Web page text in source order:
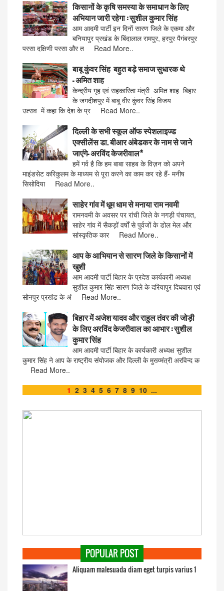
किसानों के कृषि समस्या के समाधान के लिए
अभियान जारी रहेगा : सुशील कुमार सिंह
आम आदमी पार्टी इन दिनों सारण जिले के एकमा और
बनियापुर प्रखंड के बिंदालाल रामपुर, हरपुर पैगंबरपुर
परसा दक्षिणी परसा और त Read More..
बाबू कुंवर सिंह बहुत बड़े समाज सुधारक थे
- अमित शाह
केन्द्रीय गृह एवं सहकारिता मंत्री अमित शाह बिहार
के जगदीशपुर में बाबू वीर कुंवर सिंह विजय
उत्सव में कहा कि देश के प्र Read More..
दिल्ली के सभी स्कूल ऑफ स्पेशलाइज्ड
एक्सीलेंस डा. बीआर अंबेडकर के नाम से जाने
जाएंगे- अरविंद केजरीवाल*
हमें गर्व है कि हम बाबा साहब के विज़न को अपने
माइंडसेट करिकुलम के माध्यम से पूरा करने का काम कर रहे हैं- मनीष
सिसोदिया Read More..
साहेर गांव में धूम धाम से मनाया राम नवमी
रामनवमी के अवसर पर रांची जिले के नगड़ी पंचायत,
साहेर गांव में सैकड़ों वर्षों से पुर्वजों के डोल मेल और
सांस्कृतिक कार Read More..
आप के आभियान से सारण जिले के किसानों में
खुशी
आम आदमी पार्टी बिहार के प्रदेश कार्यकारी अध्यक्ष
सुशील कुमार सिंह सारण जिले के दरियापुर दिघवारा एवं
सोनपुर प्रखंड के अं Read More..
बिहार में अजेश यादव और राहुल तंवर की जोड़ी
के लिए अरविंद केजरीवाल का आभार : सुशील
कुमार सिंह
आम आदमी पार्टी बिहार के कार्यकारी अध्यक्ष सुशील
कुमार सिंह ने आप के राष्ट्रीय संयोजक और दिल्ली के मुख्य्मंत्री अरविन्द क
Read More..
1 2 3 4 5 6 7 8 9 10 ...
POPULAR POST
Aliquam malesuada diam eget turpis varius 1